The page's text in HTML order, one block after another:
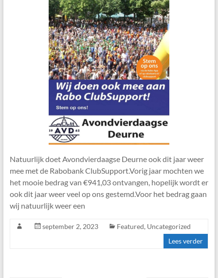
Natuurlijk doet Avondvierdaagse Deurne ook dit jaar weer
mee met de Rabobank ClubSupport.Vorig jaar mochten we
het mooie bedrag van €941,03 ontvangen, hopelijk wordt er
ook dit jaar weer veel op ons gestemd.Voor het bedrag gaan
wij natuurlijk weer een
september 2, 2023 Featured, Uncategorized
Lees verder